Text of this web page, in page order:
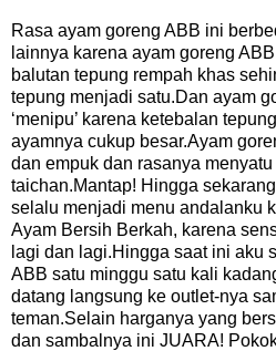
Rasa ayam goreng ABB ini
lainnya karena ayam goreng
balutan tepung rempah khas
tepung menjadi satu.Dan ayam
‘menipu’ karena ketebalan
ayamnya cukup besar.Ayam
dan empuk dan rasanya
taichan.Mantap! Hingga
selalu menjadi menu andalanku
Ayam Bersih Berkah, karena
lagi dan lagi.Hingga saat ini aku
ABB satu minggu satu kali
datang langsung ke outlet-nya
teman.Selain harganya yang
dan sambalnya ini JUARA!